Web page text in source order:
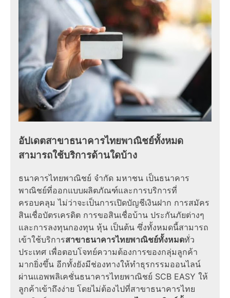
อัปเดตสาขาธนาคารไทยพาณิชย์ทั้งหมด
สามารถใช้บริการด้านใดบ้าง
ธนาคารไทยพาณิชย์ จำกัด มหาชน เป็นธนาคาร
พาณิชย์ที่ออกแบบผลิตภัณฑ์และการบริการที่
ครอบคลุม ไม่ว่าจะเป็นการเปิดบัญชีเงินฝาก การสมัคร
สินเชื่อบัตรเครดิต การขอสินเชื่อบ้าน ประกันภัยต่างๆ
และการลงทุนกองทุน หุ้น เป็นต้น ซึ่งทั้งหมดนี้สามารถ
เข้าใช้บริการสาขาธนาคารไทยพาณิชย์ทั้งหมดทั่ว
ประเทศ เพื่อตอบโจทย์ความต้องการของกลุ่มลูกค้า
มากยิ่งขึ้น อีกทั้งยังมีช่องทางให้ทำธุรกรรมออนไลน์
ผ่านแอพพลิเคชั่นธนาคารไทยพาณิชย์ SCB EASY ให้
ลูกค้าเข้าถึงง่าย โดยไม่ต้องไปที่สาขาธนาคารไทย